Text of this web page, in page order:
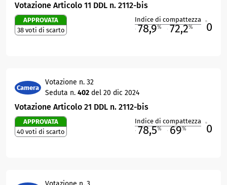
Votazione Articolo 11 DDL n. 2112-bis
APPROVATA
38 voti di scarto
Indice di compattezza
78,9% 72,2% 0
Camera
Votazione n. 32
Seduta n. 402 del 20 dic 2024
Votazione Articolo 21 DDL n. 2112-bis
APPROVATA
40 voti di scarto
Indice di compattezza
78,5% 69% 0